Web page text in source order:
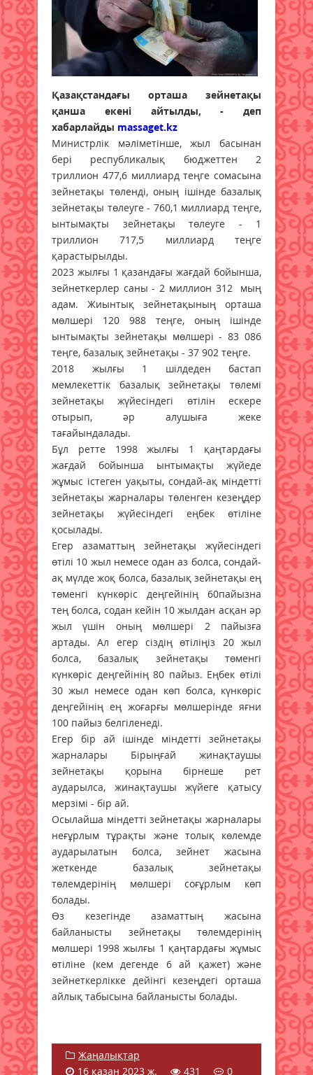
Қазақстандағы орташа зейнетақы
қанша екені айтылды, - деп
хабарлайды massaget.kz
Министрлік мәліметінше, жыл басынан
бері республикалық бюджеттен 2
триллион 477,6 миллиард теңге сомасына
зейнетақы төленді, оның ішінде базалық
зейнетақы төлеуге - 760,1 миллиард теңге,
ынтымақты зейнетақы төлеуге - 1
триллион 717,5 миллиард теңге
қарастырылды.
2023 жылғы 1 қазандағы жағдай бойынша,
зейнеткерлер саны - 2 миллион 312 мың
адам. Жиынтық зейнетақының орташа
мөлшері 120 988 теңге, оның ішінде
ынтымақты зейнетақы мөлшері - 83 086
теңге, базалық зейнетақы - 37 902 теңге.
2018 жылғы 1 шілдеден бастап
мемлекеттік базалық зейнетақы төлемі
зейнетақы жүйесіндегі өтілін ескере
отырып, әр алушыға жеке
тағайындалады.
Бұл ретте 1998 жылғы 1 қаңтардағы
жағдай бойынша ынтымақты жүйеде
жұмыс істеген уақыты, сондай-ақ міндетті
зейнетақы жарналары төленген кезеңдер
зейнетақы жүйесіндегі еңбек өтіліне
қосылады.
Егер азаматтың зейнетақы жүйесіндегі
өтілі 10 жыл немесе одан аз болса, сондай-
ақ мүлде жоқ болса, базалық зейнетақы ең
төменгі күнкөріс деңгейінің 60пайызна
тең болса, содан кейін 10 жылдан асқан әр
жыл үшін оның мөлшері 2 пайызға
артады. Ал егер сіздің өтіліңіз 20 жыл
болса, базалық зейнетақы төменгі
күнкөріс деңгейінің 80 пайыз. Еңбек өтілі
30 жыл немесе одан көп болса, күнкөріс
деңгейінің ең жоғарғы мөлшерінде яғни
100 пайыз белгіленеді.
Егер бір ай ішінде міндетті зейнетақы
жарналары Бірыңғай жинақтаушы
зейнетақы қорына бірнеше рет
аударылса, жинақтаушы жүйеге қатысу
мерзімі - бір ай.
Осылайша міндетті зейнетақы жарналары
неғұрлым тұрақты және толық көлемде
аударылатын болса, зейнет жасына
жеткенде базалық зейнетақы
төлемдерінің мөлшері соғұрлым көп
болады.
Өз кезегінде азаматтың жасына
байланысты зейнетақы төлемдерінің
мөлшері 1998 жылғы 1 қаңтардағы жұмыс
өтіліне (кем дегенде 6 ай қажет) және
зейнеткерлікке дейінгі кезеңдегі орташа
айлық табысына байланысты болады.
Жаңалықтар
16 қазан 2023 ж.
431 0